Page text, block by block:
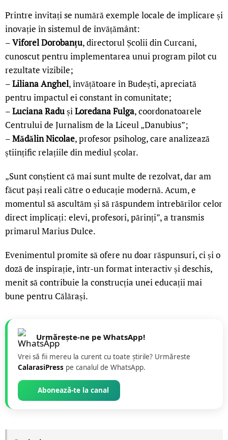
Printre invitați se numără exemple locale de implicare și
inovație în sistemul de învățământ:
–Viforel Dorobanțu, directorul Școlii din Curcani,
cunoscut pentru implementarea unui program pilot cu
rezultate vizibile;
–Liliana Anghel, învățătoare în Budești, apreciată
pentru impactul ei constant în comunitate;
–Luciana RadușiLoredana Fulga, coordonatoarele
Centrului de Jurnalism de la Liceul „Danubius”;
–Mădălin Nicolae, profesor psiholog, care analizează
științific relațiile din mediul școlar.
„Sunt conștient că mai sunt multe de rezolvat, dar am
făcut pași reali către o educație modernă. Acum, e
momentul să ascultăm și să răspundem întrebărilor celor
direct implicați: elevi, profesori, părinți”, a transmis
primarul Marius Dulce.
Evenimentul promite să ofere nu doar răspunsuri, ci și o
doză de inspirație, într-un format interactiv și deschis,
menit să contribuie la construcția unei educații mai
bune pentru Călărași.
Urmărește-ne pe WhatsApp!
Vrei să fii mereu la curent cu toate știrile? Urmăreste
CalarasiPress pe canalul de WhatsApp.
Abonează-te la canal